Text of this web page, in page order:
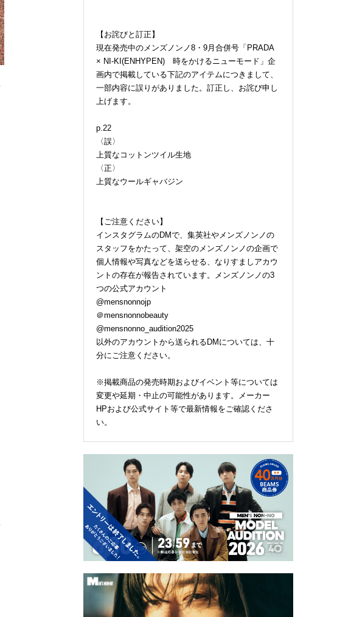
【お詫びと訂正】
現在発売中のメンズノンノ8・9月合併号「PRADA
× NI-KI(ENHYPEN) 時をかけるニューモード」企
画内で掲載している下記のアイテムにつきまして、
一部内容に誤りがありました。訂正し、お詫び申し
上げます。
p.22
〈誤〉
上質なコットンツイル生地
〈正〉
上質なウールギャバジン
【ご注意ください】
インスタグラムのDMで、集英社やメンズノンノの
スタッフをかたって、架空のメンズノンノの企画で
個人情報や写真などを送らせる、なりすましアカウ
ントの存在が報告されています。メンズノンノの3
つの公式アカウント
@mensnonnojp
＠mensnonnobeauty
@mensnonno_audition2025
以外のアカウントから送られるDMについては、十
分にご注意ください。
※掲載商品の発売時期およびイベント等については
変更や延期・中止の可能性があります。メーカー
HPおよび公式サイト等で最新情報をご確認くださ
い。